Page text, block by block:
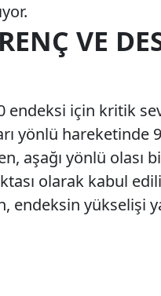
VE
endeksi için kritik
yönlü hareketinde
aşağı yönlü olası
olarak kabul
yükselişi